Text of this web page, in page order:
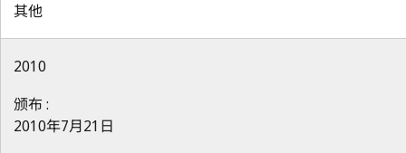
其他
2010
颁布 :
2010年7月21日